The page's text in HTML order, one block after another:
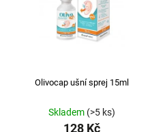
Abecedně
Olivocap ušní sprej 15ml
Skladem (>5 ks)
128 Kč